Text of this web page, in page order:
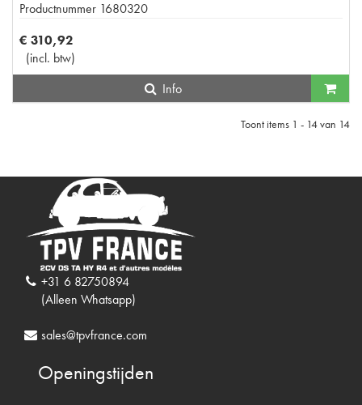
Productnummer 1680320
€ 310,92
(incl. btw)
Info
Toont items 1 - 14van 14
+31 6 82750894
(Alleen Whatsapp)
sales@tpvfrance.com
Openingstijden